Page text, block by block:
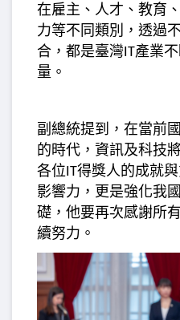
在雇主、人才、教育
力等不同類別，透過
合，都是臺灣 IT產業
量。
副總統提到，在當前
的時代，資訊及科技
各位 IT得獎人的成就
影響力，更是強化我
礎，他要再次感謝所
續努力。